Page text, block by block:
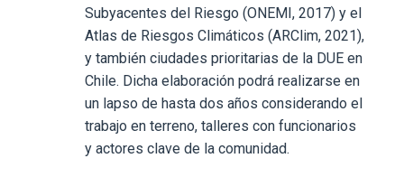
Subyacentes del Riesgo (ONEMI, 2017) y el
Atlas de Riesgos Climáticos (ARClim, 2021),
y también ciudades prioritarias de la DUE en
Chile. Dicha elaboración podrá realizarse en
un lapso de hasta dos años considerando el
trabajo en terreno, talleres con funcionarios
y actores clave de la comunidad.